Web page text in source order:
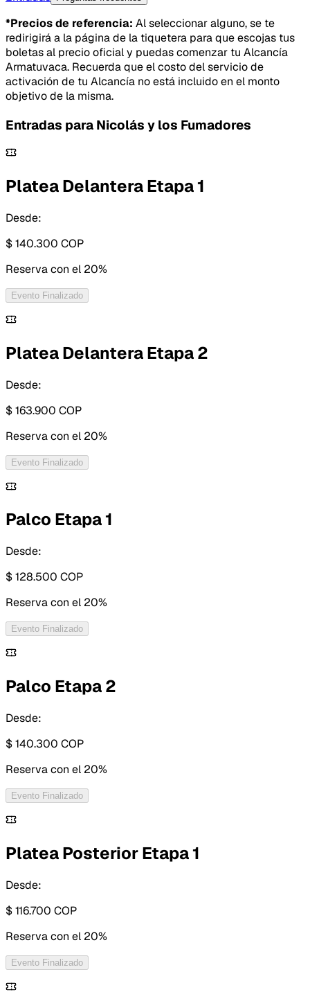
*Precios de referencia: Al seleccionar alguno, se te
redirigirá a la página de la tiquetera para que escojas tus
boletas al precio oficial y puedas comenzar tu Alcancía
Armatuvaca. Recuerda que el costo del servicio de
activación de tu Alcancía no está incluido en el monto
objetivo de la misma.
Entradas para Nicolás y los Fumadores
Platea Delantera Etapa 1
Desde:
$ 140.300 COP
Reserva con el 20%
Evento Finalizado
Platea Delantera Etapa 2
Desde:
$ 163.900 COP
Reserva con el 20%
Evento Finalizado
Palco Etapa 1
Desde:
$ 128.500 COP
Reserva con el 20%
Evento Finalizado
Palco Etapa 2
Desde:
$ 140.300 COP
Reserva con el 20%
Evento Finalizado
Platea Posterior Etapa 1
Desde:
$ 116.700 COP
Reserva con el 20%
Evento Finalizado